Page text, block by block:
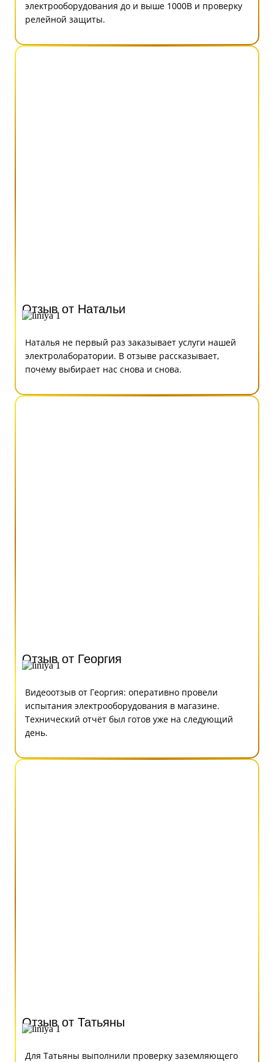
электрооборудования до и выше 1000В и проверку
релейной защиты.
Отзыв от Натальи
Наталья не первый раз заказывает услуги нашей
электролаборатории. В отзыве рассказывает,
почему выбирает нас снова и снова.
Отзыв от Георгия
Видеоотзыв от Георгия: оперативно провели
испытания электрооборудования в магазине.
Технический отчёт был готов уже на следующий
день.
Отзыв от Татьяны
Для Татьяны выполнили проверку заземляющего